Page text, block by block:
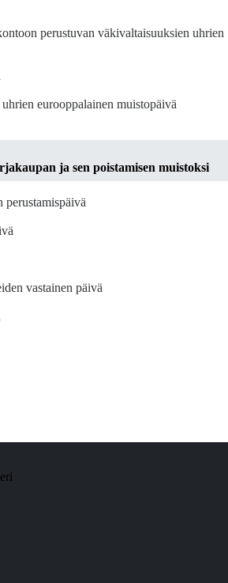
perustuvan väkivaltaisuuksien uhrien
eurooppalainen muistopäivä
ja sen poistamisen muistoksi
perustamispäivä
vastainen päivä